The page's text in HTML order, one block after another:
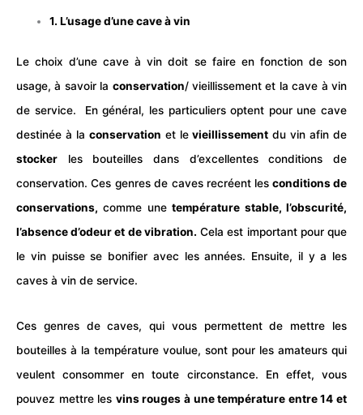
1. L’usage d’une cave à vin
Le choix d’une cave à vin doit se faire en fonction de son
usage, à savoir la conservation/ vieillissement et la cave à vin
de service. En général, les particuliers optent pour une cave
destinée à la conservation et levieillissement du vin afin de
stocker les bouteilles dans d’excellentes conditions de
conservation. Ces genres de caves recréent les conditions de
conservations, comme unetempérature stable, l’obscurité,
l’absence d’odeur et de vibration. Cela est important pour que
le vin puisse se bonifier avec les années. Ensuite, il y a les
caves à vin de service.
Ces genres de caves, qui vous permettent de mettre les
bouteilles à la température voulue, sont pour les amateurs qui
veulent consommer en toute circonstance. En effet, vous
pouvez mettre les vins rouges à une température entre 14 et